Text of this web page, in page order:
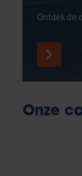
Ontdek de
Onze